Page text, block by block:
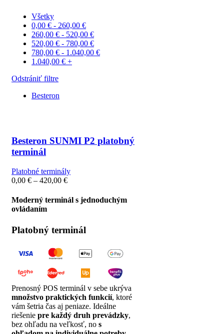
Všetky
0,00 € - 260,00 €
260,00 € - 520,00 €
520,00 € - 780,00 €
780,00 € - 1.040,00 €
1.040,00 € +
Odstrániť filtre
Besteron
Besteron SUNMI P2 platobný
terminál
Platobné terminály
0,00 € – 420,00 €Price
0,00 €
through
Moderný terminál s jednoduchým
ovládaním
Platobný terminál
Prenosný POS terminál v sebe ukrýva
množstvo praktických funkcií, ktoré
vám šetria čas aj peniaze. Ideálne
riešenie pre každý druh prevádzky,
bez ohľadu na veľkosť, no s